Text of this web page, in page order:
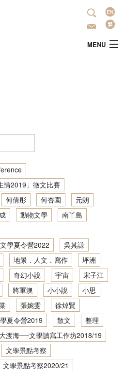
语
言
MENU
情2019」徵文比賽
何倩彤 何杏園
元朗
動物文學
南丫島
學夏令營2022
吳其謙
地景．人文．寫作
坪洲
奇幻小說 宇宙
宋子江
將軍澳 小小說
小思
張婉雯
徐焯賢
夏令營2019
散文
整理
渡海──文學讀寫工作坊2018/19
文學景點考察
文學景點考察2020/21